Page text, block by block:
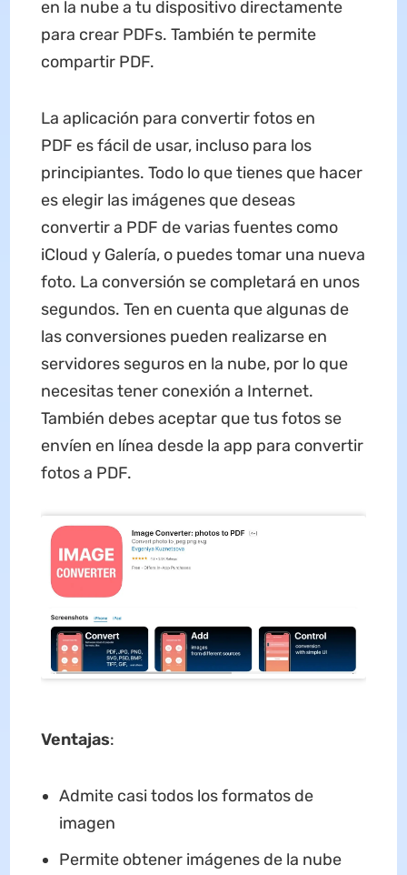
en la nube a tu dispositivo directamente
para crear PDFs. También te permite
compartir PDF.
La aplicación para convertir fotos en
PDF es fácil de usar, incluso para los
principiantes. Todo lo que tienes que hacer
es elegir las imágenes que deseas
convertir a PDF de varias fuentes como
iCloud y Galería, o puedes tomar una nueva
foto. La conversión se completará en unos
segundos. Ten en cuenta que algunas de
las conversiones pueden realizarse en
servidores seguros en la nube, por lo que
necesitas tener conexión a Internet.
También debes aceptar que tus fotos se
envíen en línea desde la app para convertir
fotos a PDF.
Ventajas:
Admite casi todos los formatos de
imagen
Permite obtener imágenes de la nube